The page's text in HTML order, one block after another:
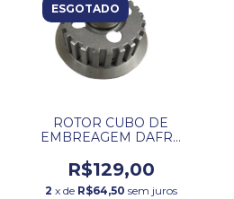
ESGOTADO
ROTOR CUBO DE
EMBREAGEM DAFRA
ROADWIN 250.
R$129,00
2 x de R$64,50 sem juros